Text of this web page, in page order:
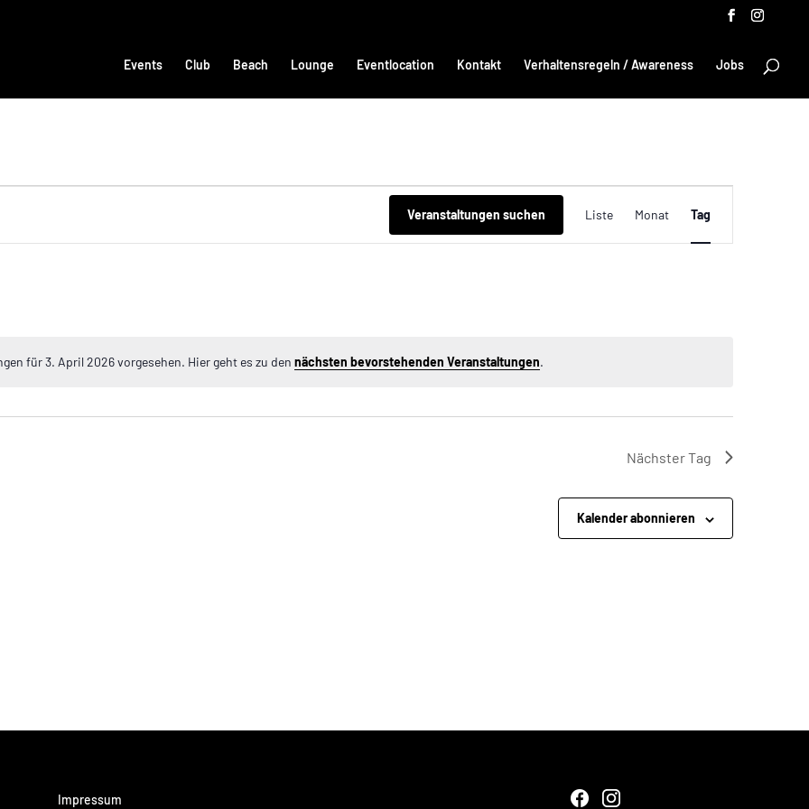
Events Club Beach Lounge Eventlocation Kontakt Verhaltensregeln / Awareness Jobs
Hinweis
für 3. April 2026 vorgesehen. Hier geht es zu den nächsten bevorstehenden Veranstaltungen.
Veranstaltungen suchen
Ansichten-
Liste Monat Tag
Nächster Tag
Kalender abonnieren
Impressum